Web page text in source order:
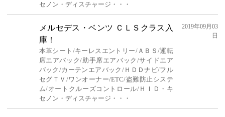
セノン・ディスチャージ・・・
メルセデス・ベンツ ＣＬＳクラス入
庫！
本革シート/キーレスエントリー/ＡＢＳ/運転
席エアバック/助手席エアバック/サイドエア
バック/カーテンエアバック/ＨＤＤナビ/フル
セグＴＶ/ワンオーナー/ETC/盗難防止システ
ム/オートクルーズコントロール/ＨＩＤ・キ
セノン・ディスチャージ・・・
2019年09月03
日